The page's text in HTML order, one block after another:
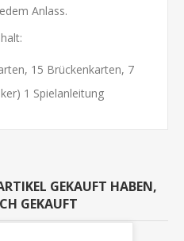
Anlass.
15 Brückenkarten, 7
1 Spielanleitung
GEKAUFT HABEN,
GEKAUFT